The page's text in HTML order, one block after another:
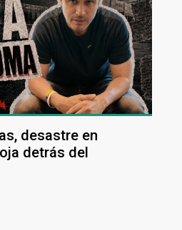
desastre en
detrás del